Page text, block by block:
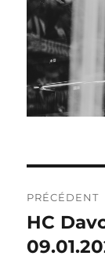
DE
PRÉCÉDENT
Publication
précédente
HC